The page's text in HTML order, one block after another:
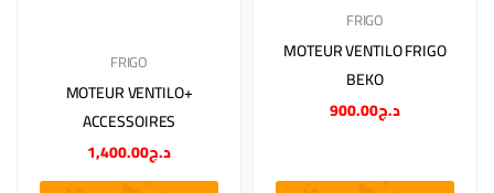
FRIGO
MOTEUR VENTILO+
ACCESSOIRES
د.ج1,400.00
FRIGO
MOTEUR VENTILO FRIGO
BEKO
د.ج900.00